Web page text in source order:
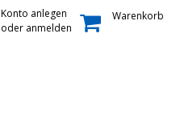
Konto anlegen
oder anmelden
Warenkorb